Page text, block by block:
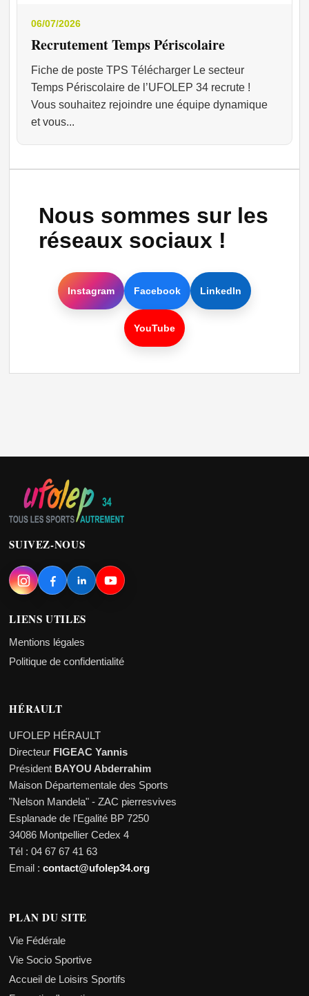
06/07/2026
Recrutement Temps Périscolaire
Fiche de poste TPS Télécharger Le secteur
Temps Périscolaire de l’UFOLEP 34 recrute !
Vous souhaitez rejoindre une équipe dynamique
et vous...
Nous sommes sur les
réseaux sociaux !
Instagram Facebook LinkedIn
YouTube
SUIVEZ-NOUS
LIENS UTILES
Mentions légales
Politique de confidentialité
HÉRAULT
UFOLEP HÉRAULT
Directeur FIGEAC Yannis
Président BAYOU Abderrahim
Maison Départementale des Sports
"Nelson Mandela" - ZAC pierresvives
Esplanade de l'Egalité BP 7250
34086 Montpellier Cedex 4
Tél : 04 67 67 41 63
Email :contact@ufolep34.org
PLAN DU SITE
Vie Fédérale
Vie Socio Sportive
Accueil de Loisirs Sportifs